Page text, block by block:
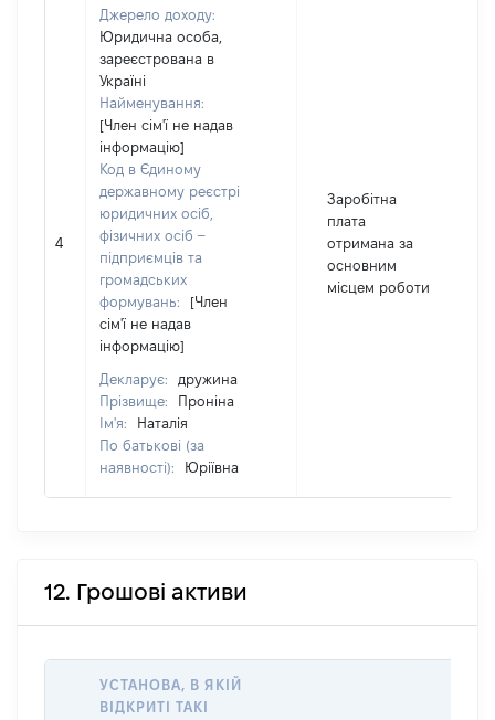
4
Джерело доходу:
Юридична особа,
зареєстрована в
Україні
Найменування:
[Член сім'ї не надав
інформацію]
Код в Єдиному
державному реєстрі
юридичних осіб,
фізичних осіб –
підприємців та
громадських
формувань:
[Член
сім'ї не надав
інформацію]
Декларує:
дружина
Прізвище:
Проніна
Ім'я:
Наталія
По батькові (за
наявності):
Юріївна
Заробітна
плата
отримана за
основним
місцем роботи
12. Грошові активи
УСТАНОВА, В ЯКІЙ
ВІДКРИТІ ТАКІ